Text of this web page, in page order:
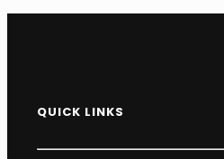
QUICK LINKS